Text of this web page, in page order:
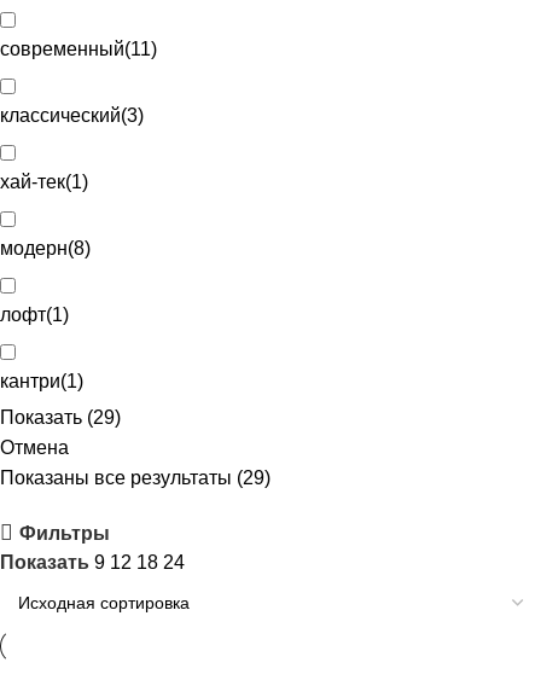
современный(11)
классический(3)
хай-тек(1)
модерн(8)
лофт(1)
кантри(1)
Показать (29)
Отмена
Показаны все результаты (29)
Фильтры
Показать 9 12 18 24